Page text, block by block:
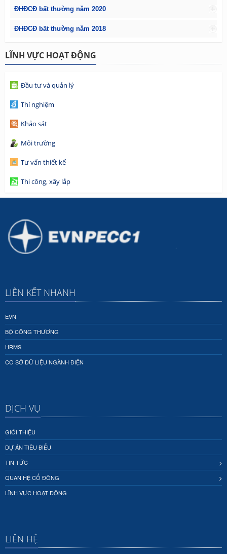
ĐHĐCĐ bất thường năm 2020
ĐHĐCĐ bất thường năm 2018
LĨNH VỰC HOẠT ĐỘNG
Đầu tư và quản lý
Thí nghiệm
Khảo sát
Môi trường
Tư vấn thiết kế
Thi công, xây lắp
LIÊN KẾT NHANH
EVN
BỘ CÔNG THƯƠNG
HRMS
CƠ SỞ DỮ LIỆU NGÀNH ĐIỆN
DỊCH VỤ
GIỚI THIỆU
DỰ ÁN TIÊU BIỂU
TIN TỨC
QUAN HỆ CỔ ĐÔNG
LĨNH VỰC HOẠT ĐỘNG
LIÊN HỆ